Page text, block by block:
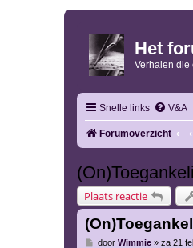
Het
Verhalen die
Snelle links V&A
Forumoverzicht
Plaats reactie
Bdoor Wimmie» za 21